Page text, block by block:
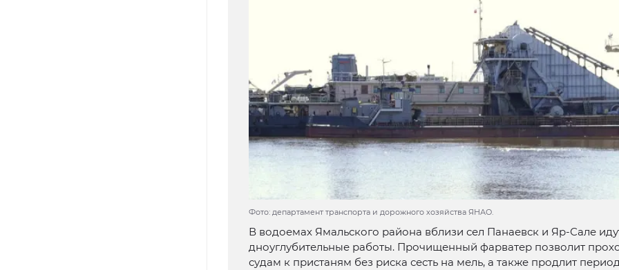
Фото: департамент транспорта и дорожного хозяйства ЯНАО.
В водоемах Ямальского района вблизи сел Панаевск и Яр-Сале
дноуглубительные работы. Прочищенный фарватер позволит
судам к пристаням без риска сесть на мель, а также продлит